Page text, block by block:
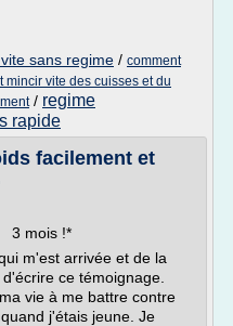
sans regime / comment
mincir vite des cuisses et du
/ regime
rapide
facilement et
3 mois !*
m'est arrivée et de la
ce témoignage.
vie à me battre contre
j'étais jeune. Je